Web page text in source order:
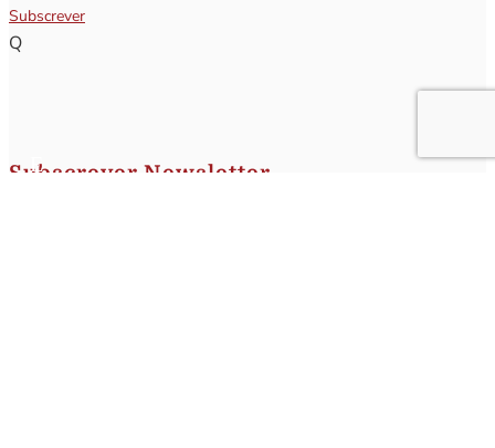
Subscrever
Q
Subscrever Newsletter